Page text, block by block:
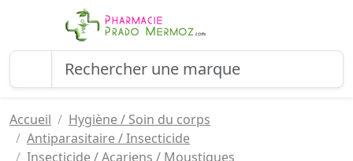
Accueil
Hygiène / Soin du corps
Antiparasitaire / Insecticide
Insecticide / Acariens / Moustiques